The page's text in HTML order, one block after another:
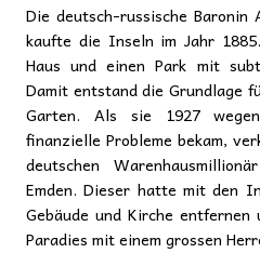
Die deutsch-russische
kaufte die Inseln im Jahr
Haus und einen Park mit
Damit entstand die Grundlage
Garten. Als sie 1927
finanzielle Probleme bekam,
deutschen
Emden. Dieser hatte mit den
Gebäude und Kirche
Paradies mit einem grossen